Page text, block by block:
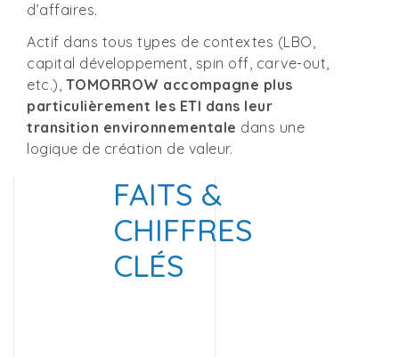
d’affaires.
Actif dans tous types de contextes (LBO,
capital développement, spin off, carve-out,
etc.), TOMORROW accompagne plus
particulièrement les ETI dans leur
transition environnementale dans une
logique de création de valeur.
FAITS &
CHIFFRES
CLÉS